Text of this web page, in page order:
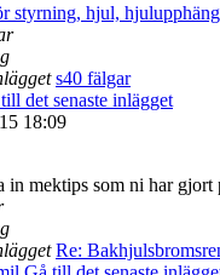
styrning, hjul,
s40 fälgar
det senaste inlägget
18:09
in mektips som ni har gjort
Re: